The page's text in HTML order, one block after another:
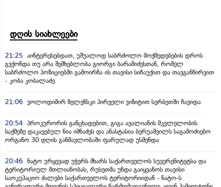
დღის სიახლეები
21:25 აინტერესებდათ, უშუალოდ საბრძოლო მოქმედებების დროს
გვქონდა თუ არა შემხებლობა გიორგი ბარამიძესთან, რომელ
საბრძოლო პოზიციებში გამოირჩა ის თავისი სიჩაუქით და თავგანწირვით
- კობა კობალაძე
21:06 ვოლოდიმირ ზელენსკი პირველი ვიზიტით სერბეთში ჩავიდა
20:54 პროკურორის განცხადებით, გიგა ავალიანის მკვლელობის
საქმეზე დაკავებულ ნია იმნაძეს და ანასტასია ბერუაშვილს საგამოძიებო
ორგანო 30 დღის განმავლობაში ფარულად უსმენდა
20:46 ნატო ურყევად უჭერს მხარს საქართველოს სუვერენიტეტსა და
ტერიტორიულ მთლიანობას, რუსეთმა უნდა გაიყვანოს თავისი
საოკუპაციო ძალები საქართველოს ტერიტორიიდან - ნატო-ს